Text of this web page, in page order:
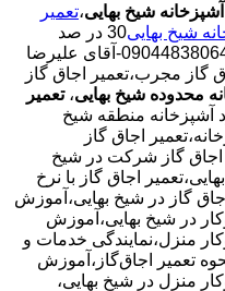
شیخ بهایی،تعمیر
شیخ بهایی
30 در صد
تخفیف بیمه رایگان،09378663156-09044838064-آقای علیرضا
گاز مجرب،تعمیر اجاق گاز
محدوده شیخ بهایی، تعمیر
آشپزخانه منطقه شیخ
اجاق گاز
اجاق گاز شرکت در شیخ
اجاق گاز با نرخ
گاز در شیخ بهایی،آموزش
در شیخ بهایی،آموزش
منزل،نمایندگی خدمات و
تعمیر اجاق‌گاز،آموزش
منزل در شیخ بهایی،